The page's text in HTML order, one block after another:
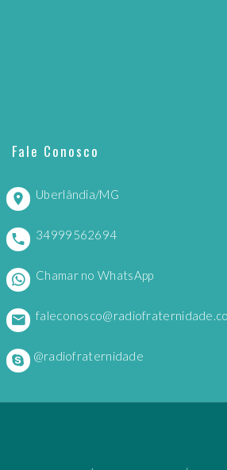
Fale Conosco
Uberlândia/MG
34999562694
Chamar no WhatsApp
@radiofraternidade